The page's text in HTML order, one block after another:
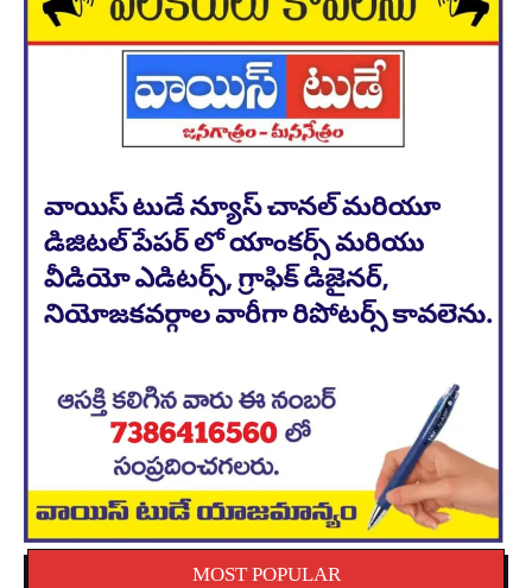
MOST POPULAR